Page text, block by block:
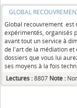
GLOBAL
Global recouvrement est
expérimentés, organisés
avant tout un service à
de l'art de la médiation
dossiers que vous lui
ses moyens à la fois
Lectures :8807 Note :